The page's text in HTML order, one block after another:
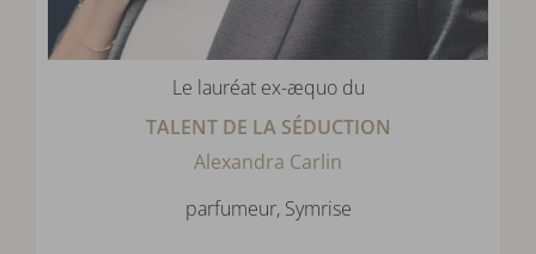
Le lauréat ex-æquo du
TALENT DE LA SÉDUCTION
Alexandra Carlin
parfumeur, Symrise